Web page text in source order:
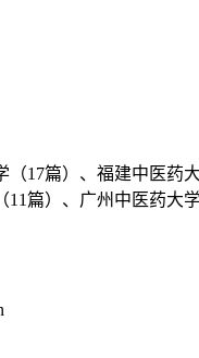
17篇）、福建中医药
篇）、广州中医药大